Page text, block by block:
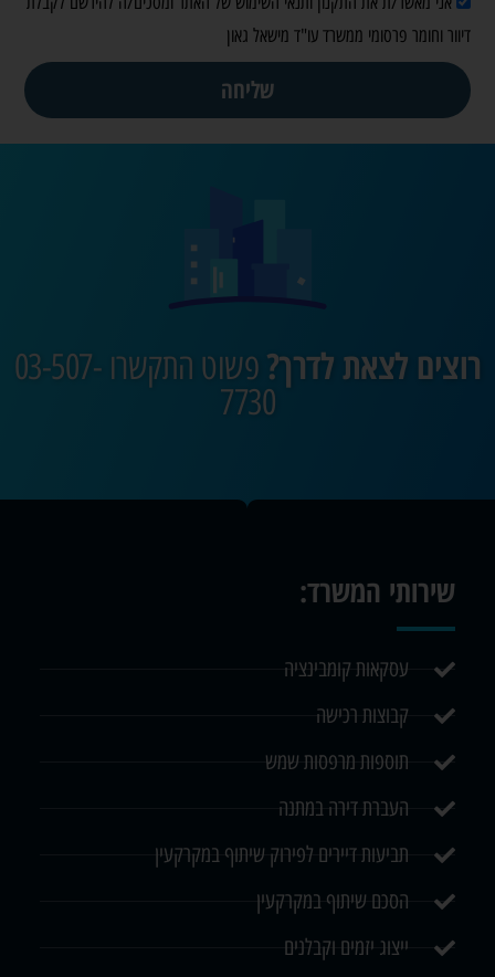
דיוור וחומר פרסומי ממשרד עו"ד מישאל גאון
שליחה
רוצים לצאת לדרך?
פשוט התקשרו 03-507-
7730
שירותי המשרד:
עסקאות קומבינציה
קבוצות רכישה
תוספות מרפסות שמש
העברת דירה במתנה
תביעות דיירים לפירוק שיתוף במקרקעין
הסכם שיתוף במקרקעין
ייצוג יזמים וקבלנים